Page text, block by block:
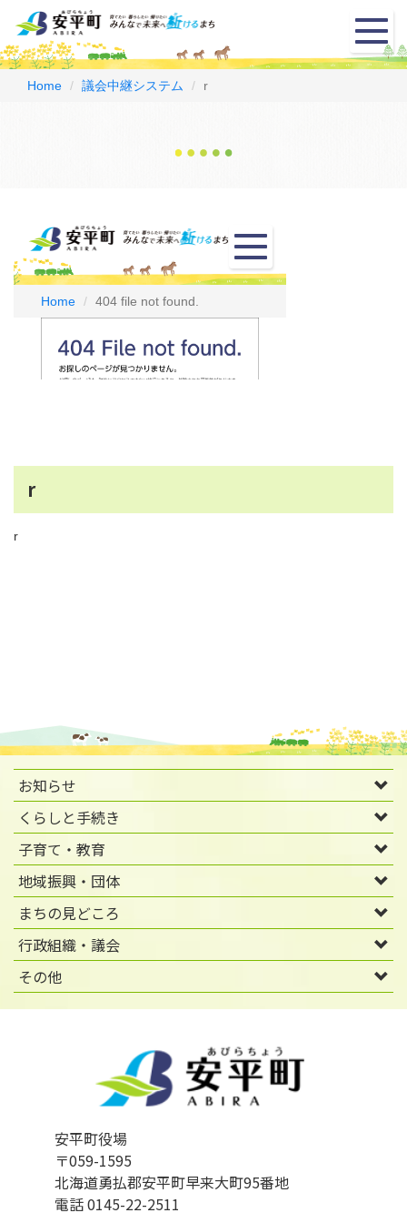
メ
ニ
ュ
Home 議会中継システム r
r
r
お知らせ
くらしと手続き
子育て・教育
地域振興・団体
まちの見どころ
行政組織・議会
その他
安平町役場
〒059-1595
北海道勇払郡安平町早来大町95番地
電話 0145-22-2511